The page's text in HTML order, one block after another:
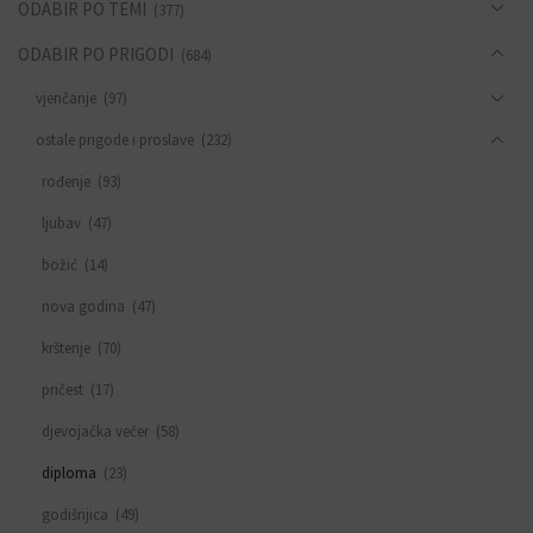
ODABIR PO TEMI (377)
ODABIR PO PRIGODI (684)
vjenčanje (97)
ostale prigode i proslave (232)
rođenje (93)
ljubav (47)
božić (14)
nova godina (47)
krštenje (70)
pričest (17)
djevojačka večer (58)
diploma (23)
godišnjica (49)